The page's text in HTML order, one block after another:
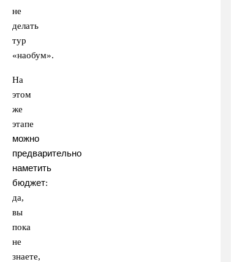
не
делать
тур
«наобум».
На
этом
же
этапе
можно
предварительно
наметить
бюджет:
да,
вы
пока
не
знаете,